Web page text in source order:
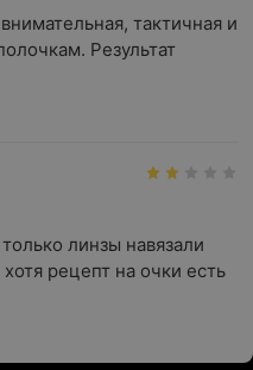
тактичная и
Результат
линзы навязали
рецепт на очки есть